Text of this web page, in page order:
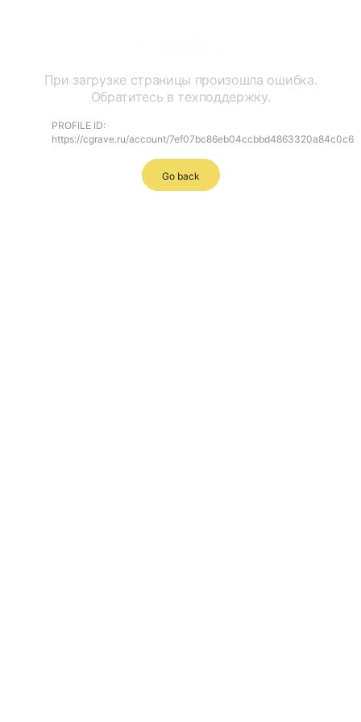
При загрузке страницы произошла ошибка.
Обратитесь в техподдержку.
PROFILE ID:
https://cgrave.ru/account/7ef07bc86eb04ccbbd4863320a84c0c6
Go back